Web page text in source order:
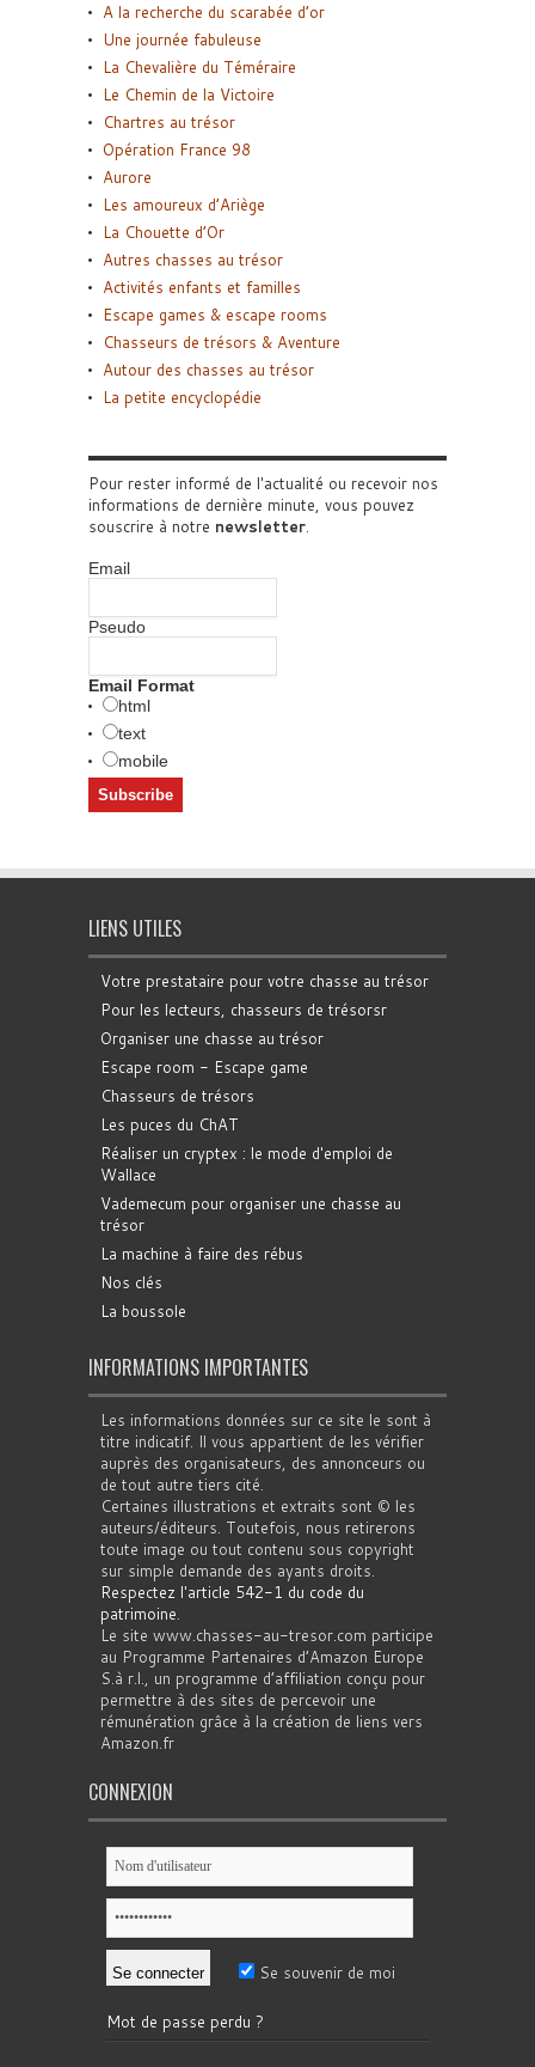
A la recherche du scarabée d’or
Une journée fabuleuse
La Chevalière du Téméraire
Le Chemin de la Victoire
Chartres au trésor
Opération France 98
Aurore
Les amoureux d’Ariège
La Chouette d’Or
Autres chasses au trésor
Activités enfants et familles
Escape games & escape rooms
Chasseurs de trésors & Aventure
Autour des chasses au trésor
La petite encyclopédie
Pour rester informé de l'actualité ou recevoir nos
informations de dernière minute, vous pouvez
souscrire à notre newsletter.
Email
Pseudo
Email Format
html
text
mobile
LIENS UTILES
Votre prestataire pour votre chasse au trésor
Pour les lecteurs, chasseurs de trésorsr
Organiser une chasse au trésor
Escape room - Escape game
Chasseurs de trésors
Les puces du ChAT
Réaliser un cryptex : le mode d'emploi de
Wallace
Vademecum pour organiser une chasse au
trésor
La machine à faire des rébus
Nos clés
La boussole
INFORMATIONS IMPORTANTES
Les informations données sur ce site le sont à
titre indicatif. Il vous appartient de les vérifier
auprès des organisateurs, des annonceurs ou
de tout autre tiers cité.
Certaines illustrations et extraits sont © les
auteurs/éditeurs. Toutefois, nous retirerons
toute image ou tout contenu sous copyright
sur simple demande des ayants droits.
Respectez l'article 542-1 du code du
patrimoine.
Le site www.chasses-au-tresor.com participe
au Programme Partenaires d’Amazon Europe
S.à r.l., un programme d’affiliation conçu pour
permettre à des sites de percevoir une
rémunération grâce à la création de liens vers
Amazon.fr
CONNEXION
Se souvenir de moi
Mot de passe perdu ?